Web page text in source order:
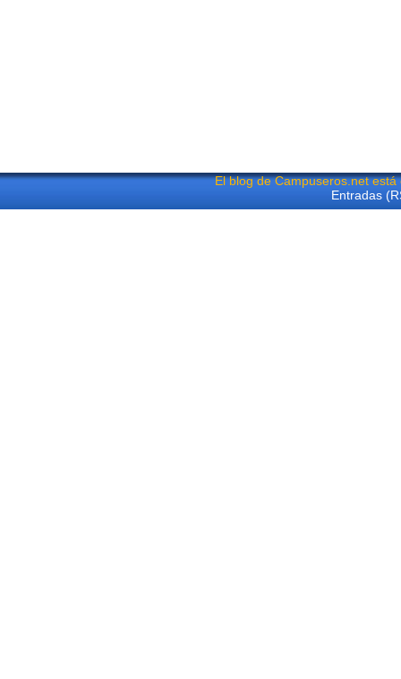
El blog de Campuseros.net
Entradas